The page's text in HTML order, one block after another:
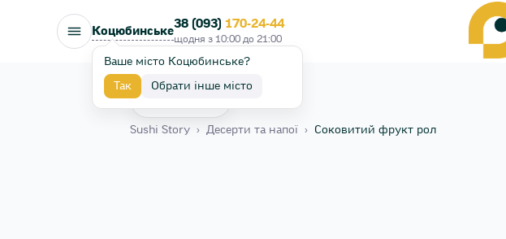
Коцюбинське
Ваше місто Коцюбинське?
Так Обрати інше місто
38 (093) 170-24-44
щодня з 10:00 до 21:00
Sushi Story › Десерти та напої › Соковитий фрукт рол